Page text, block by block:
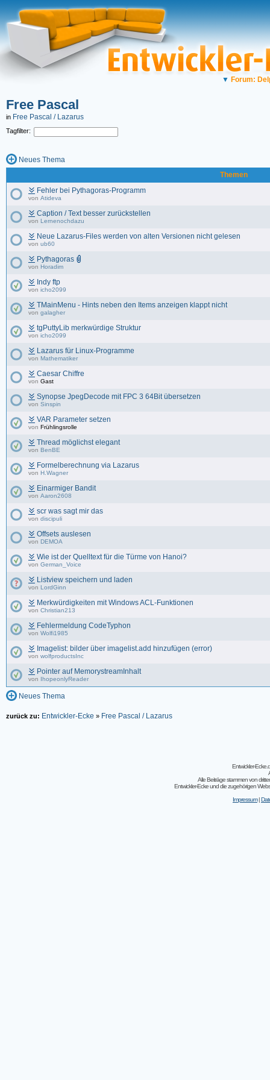
▼ Forum:
Free Pascal
in Free Pascal / Lazarus
Tagfilter:
Neues Thema
Themen
Fehler bei Pythagoras-Programm
von Atideva
Caption / Text besser zurückstellen
von Lernenochdazu
Neue Lazarus-Files werden von alten Versionen nicht gelesen
von ub60
Pythagoras
von Horadim
Indy ftp
von icho2099
TMainMenu - Hints neben den Items anzeigen klappt nicht
von galagher
tgPuttyLib merkwürdige Struktur
von icho2099
Lazarus für Linux-Programme
von Mathematiker
Caesar Chiffre
von Gast
Synopse JpegDecode mit FPC 3 64Bit übersetzen
von Sinspin
VAR Parameter setzen
von Frühlingsrolle
Thread möglichst elegant
von BenBE
Formelberechnung via Lazarus
von H.Wagner
Einarmiger Bandit
von Aaron2608
scr was sagt mir das
von discipuli
Offsets auslesen
von DEMOA
Wie ist der Quelltext für die Türme von Hanoi?
von German_Voice
Listview speichern und laden
von LordGinn
Merkwürdigkeiten mit Windows ACL-Funktionen
von Christian213
Fehlermeldung CodeTyphon
von Wolfi1985
Imagelist: bilder über imagelist.add hinzufügen (error)
von wolfproductsInc
Pointer auf MemorystreamInhalt
von IhopeonlyReader
Neues Thema
zurück zu: Entwickler-Ecke » Free Pascal / Lazarus
Entwickler-
Alle Beiträge stammen von
Entwickler-Ecke und die zugehörigen
Impressum|